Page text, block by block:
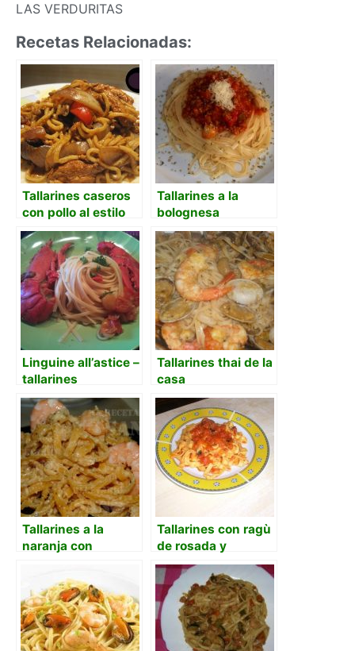
LAS VERDURITAS
Recetas Relacionadas:
Tallarines caseros
con pollo al estilo
chino
Tallarines a la
bolognesa
Linguine all’astice –
tallarines
(espaguetis) con
bogavante
Tallarines thai de la
casa
Tallarines a la
naranja con
Tallarines con ragù
de rosada y
tomates fresco.